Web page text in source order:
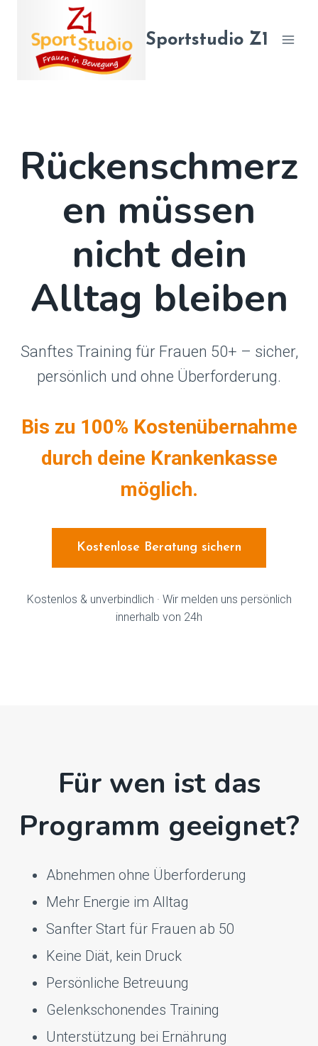
springen
Sportstudio Z1
Rückenschmerz
en müssen
nicht dein
Alltag bleiben
Sanftes Training für Frauen 50+ – sicher,
persönlich und ohne Überforderung.
Bis zu 100% Kostenübernahme
durch deine Krankenkasse
möglich.
Kostenlose Beratung sichern
Kostenlos & unverbindlich · Wir melden uns persönlich
innerhalb von 24h
Für wen ist das
Programm geeignet?
Abnehmen ohne Überforderung
Mehr Energie im Alltag
Sanfter Start für Frauen ab 50
Keine Diät, kein Druck
Persönliche Betreuung
Gelenkschonendes Training
Unterstützung bei Ernährung